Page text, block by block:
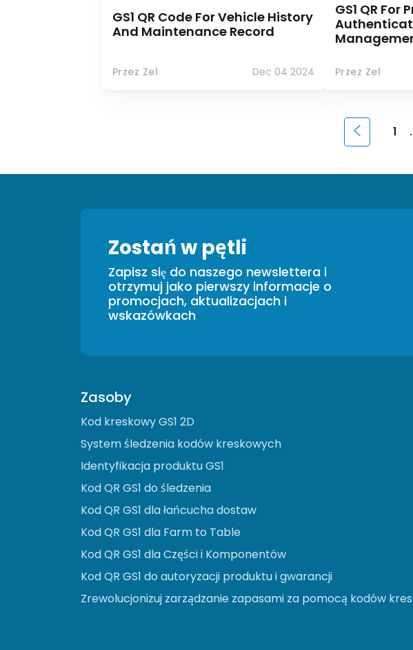
GS1 QR Code For Vehicle History
And Maintenance Record
Przez Zel Dec 04 2024
GS1 QR For
Przez Zel
1
Zostań w pętli
Zapisz się do naszego newslettera i
otrzymuj jako pierwszy informacje o
promocjach, aktualizacjach i
wskazówkach
Zasoby
Kod kreskowy GS1 2D
System śledzenia kodów kreskowych
Identyfikacja produktu GS1
Kod QR GS1 do śledzenia
Kod QR GS1 dla łańcucha dostaw
Kod QR GS1 dla Farm to Table
Kod QR GS1 dla Części i Komponentów
Kod QR GS1 do autoryzacji produktu i gwarancji
Zrewolucjonizuj zarządzanie zapasami za pomocą kodów